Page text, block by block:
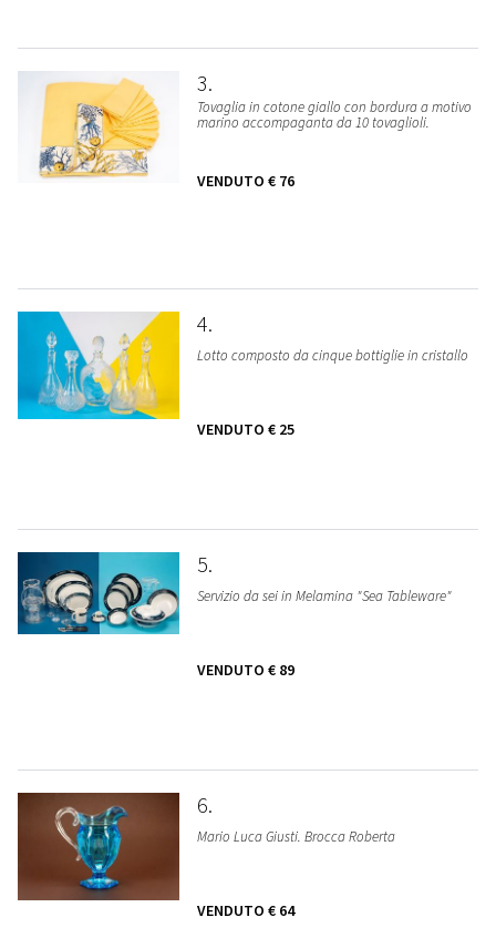
3
Tovaglia in cotone giallo con bordura a motivo
marino accompaganta da 10 tovaglioli.
VENDUTO € 76
4
Lotto composto da cinque bottiglie in cristallo
VENDUTO € 25
5
Servizio da sei in Melamina "Sea Tableware"
VENDUTO € 89
6
Mario Luca Giusti. Brocca Roberta
VENDUTO € 64